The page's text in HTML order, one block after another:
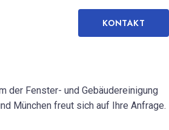
KONTAKT
der Fenster- und Gebäudereinigung
München freut sich auf Ihre Anfrage.